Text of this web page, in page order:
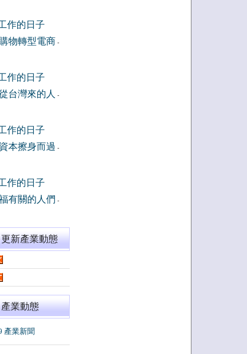
作的日子
物轉型電商 -
作的日子
台灣來的人
-
作的日子
本擦身而過 -
作的日子
有關的人們 -
新產業動態
業動態
產業新聞